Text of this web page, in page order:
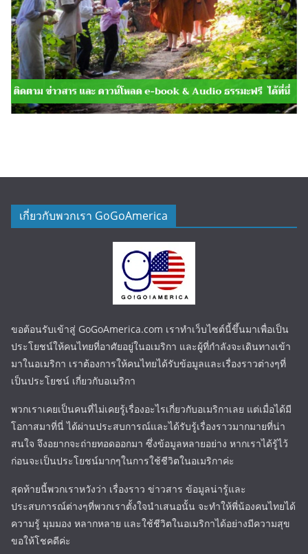
เกี่ยวกับพวกเรา GoGoAmerica
ขอต้อนรับเข้าสู่ GoGoAmerica.com เราทำเว็บไซต์นี้ขึ้นมาเพื่อเป็น
ประโยชน์ให้คนไทยที่อาศัยอยู่ในอเมริกา และผู้ที่กำลังจะเดินทางเข้า
มาในอเมริกา เราต้องการให้คนไทยได้รับข้อมูลและเรื่องราวต่างๆที่
เป็นประโยชน์ เกี่ยวกับอเมริกา
พวกเราเคยเป็นคนที่ไม่เคยรู้เรื่องอะไรเกี่ยวกับอเมริกาเลย แต่เมื่อได้มี
โอกาสมาที่นี่ ได้ผ่านประสบการณ์และได้รับรู้เรื่องราวมากมายที่น่า
สนใจ จึงอยากจะถ่ายทอดออกมา ซึ่งข้อมูลหลายอย่าง หากเราได้รู้ไว้
ก่อนจะเป็นประโยชน์มากๆในการใช้ชีวิตในอเมริกาค่ะ
สุดท้ายนี้พวกเราหวังว่า เรื่องราว ข่าวสาร ข้อมูลน่ารู้และ
ประสบการณ์ต่างๆที่พวกเราตั้งใจนำเสนอนั้น จะทำให้พี่น้องคนไทยได้
ความรู้ มุมมอง หลากหลาย และใช้ชีวิตในอเมริกาได้อย่างมีความสุข
ขอให้โชคดีค่ะ